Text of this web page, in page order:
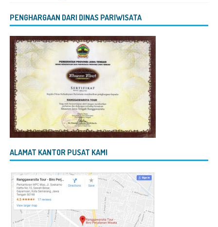
PENGHARGAAN DARI DINAS PARIWISATA
ALAMAT KANTOR PUSAT KAMI